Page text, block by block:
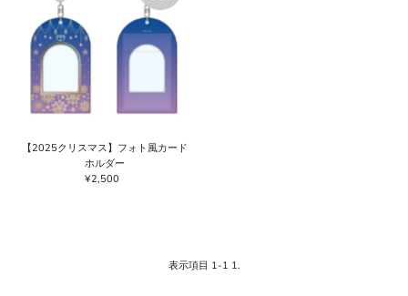
古い商品順
【2025クリスマス】フォト風カード
ホルダー
通
¥2,500
表示項目 1-1 1.